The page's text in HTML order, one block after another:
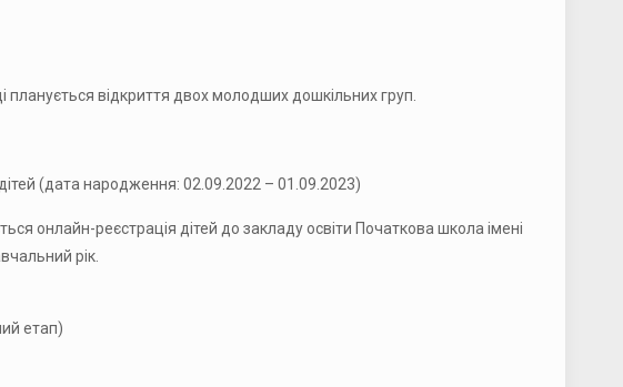
відкриття двох молодших дошкільних груп.
(дата народження: 02.09.2022 – 01.09.2023)
онлайн-реєстрація дітей до закладу освіти Початкова школа імені
рік.
етап)